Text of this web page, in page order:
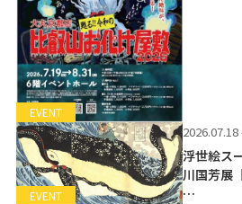
EVENT
EVENT
浮世絵ス
川国芳展
…